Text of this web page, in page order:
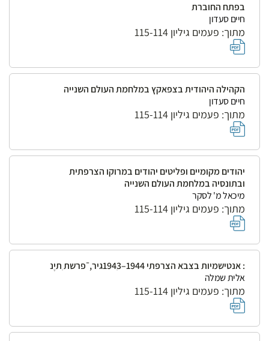
בפתח החוברת
חיים סעדון
מתוך: פעמים גיליון 115-114
הקהילה היהודית בצפאקץ במלחמת העולם השנייה
חיים סעדון
מתוך: פעמים גיליון 115-114
יהודים מקומיים ופליטים יהודים במרוקו הצרפתית
ובתונסיה במלחמת העולם השנייה
מיכאל מ' לסקר
מתוך: פעמים גיליון 115-114
: אנטישמיות בצבא הצרפתי 1944–1943ִגיר, ̄ פרשת ִתיֶנ
אלית שמלה
מתוך: פעמים גיליון 115-114